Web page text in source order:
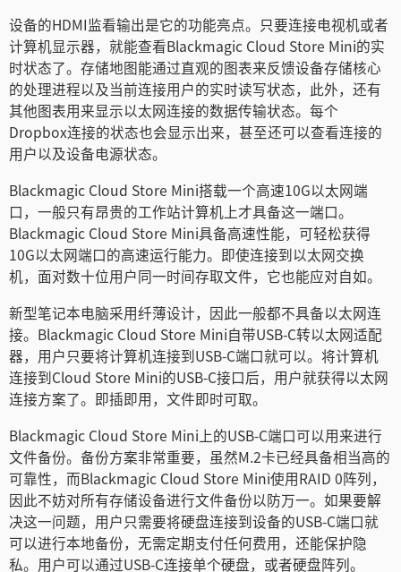
设备的HDMI监看输出是它的功能亮点。只要连接电视机或者
计算机显示器，就能查看Blackmagic Cloud Store Mini的实
时状态了。存储地图能通过直观的图表来反馈设备存储核心
的处理进程以及当前连接用户的实时读写状态，此外，还有
其他图表用来显示以太网连接的数据传输状态。每个
Dropbox连接的状态也会显示出来，甚至还可以查看连接的
用户以及设备电源状态。
Blackmagic Cloud Store Mini搭载一个高速10G以太网端
口，一般只有昂贵的工作站计算机上才具备这一端口。
Blackmagic Cloud Store Mini具备高速性能，可轻松获得
10G以太网端口的高速运行能力。即使连接到以太网交换
机，面对数十位用户同一时间存取文件，它也能应对自如。
新型笔记本电脑采用纤薄设计，因此一般都不具备以太网连
接。Blackmagic Cloud Store Mini自带USB-C转以太网适配
器，用户只要将计算机连接到USB-C端口就可以。将计算机
连接到Cloud Store Mini的USB-C接口后，用户就获得以太网
连接方案了。即插即用，文件即时可取。
Blackmagic Cloud Store Mini上的USB-C端口可以用来进行
文件备份。备份方案非常重要，虽然M.2卡已经具备相当高的
可靠性，而Blackmagic Cloud Store Mini使用RAID 0阵列，
因此不妨对所有存储设备进行文件备份以防万一。如果要解
决这一问题，用户只需要将硬盘连接到设备的USB-C端口就
可以进行本地备份，无需定期支付任何费用，还能保护隐
私。用户可以通过USB-C连接单个硬盘，或者硬盘阵列。